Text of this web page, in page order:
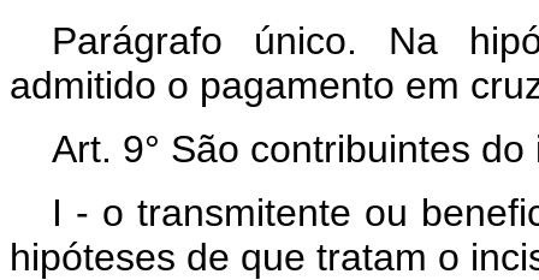
Parágrafo único. Na
admitido o pagamento em
Art. 9° São contribuintes
I - o transmitente ou
hipóteses de que tratam o